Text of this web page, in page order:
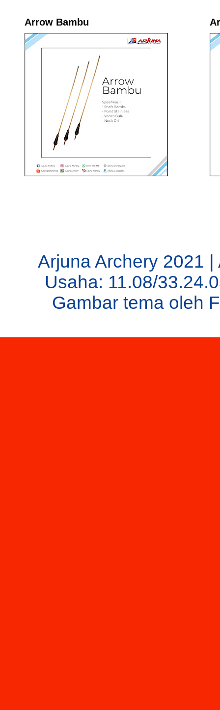
Arrow Bambu
Arjuna Archery 2021
Usaha: 11.08/
Gambar tema oleh